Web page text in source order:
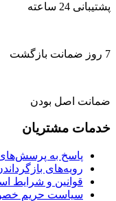
پشتیبانی 24 ساعته
7 روز ضمانت بازگشت
ضمانت اصل بودن
خدمات مشتریان
پاسخ به
رویه‌های
قوانین و شرایط
سیاست حریم